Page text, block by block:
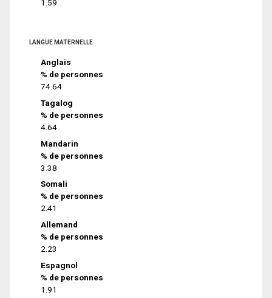
1.59
LANGUE MATERNELLE
Anglais
% de personnes
74.64
Tagalog
% de personnes
4.64
Mandarin
% de personnes
3.38
Somali
% de personnes
2.41
Allemand
% de personnes
2.23
Espagnol
% de personnes
1.91